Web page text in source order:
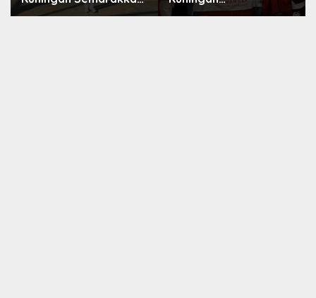
HUT ke-8 RI, Indah Nur
Konsolidasikan